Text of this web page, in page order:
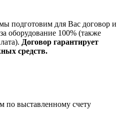
подготовим для Вас договор и
оборудование 100% (также
Договор гарантирует
средств.
по выставленному счету